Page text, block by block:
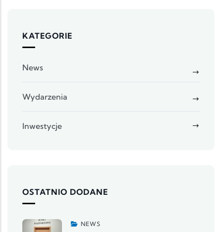
KATEGORIE
News
Wydarzenia
Inwestycje
OSTATNIO DODANE
NEWS